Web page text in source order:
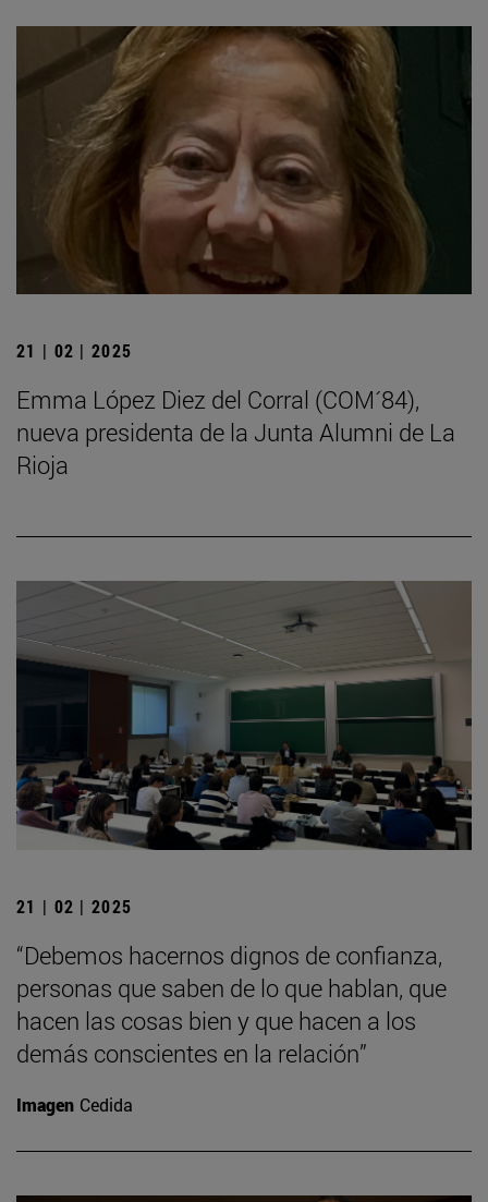
21 | 02 | 2025
Emma López Diez del Corral (COM´84),
nueva presidenta de la Junta Alumni de La
Rioja
21 | 02 | 2025
“Debemos hacernos dignos de confianza,
personas que saben de lo que hablan, que
hacen las cosas bien y que hacen a los
demás conscientes en la relación”
Imagen Cedida